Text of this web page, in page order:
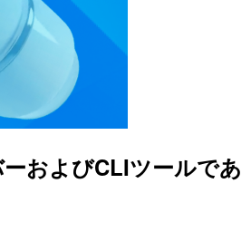
およびCLIツールであ